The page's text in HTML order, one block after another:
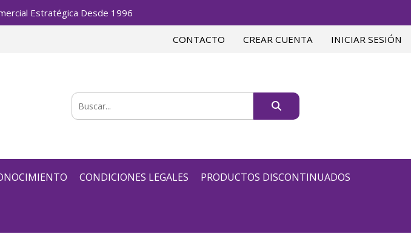
Estratégica Desde 1996
CONTACTO CREAR CUENTA INICIAR SESIÓN
CONDICIONES LEGALES PRODUCTOS DISCONTINUADOS